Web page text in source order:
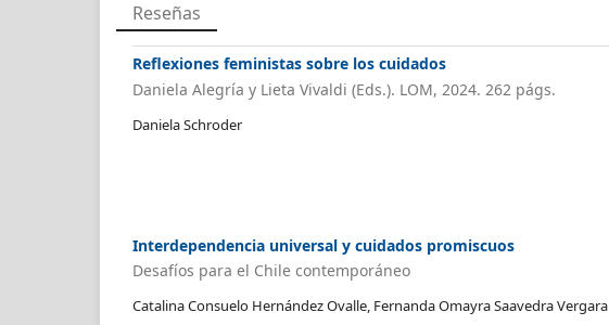
Reseñas
Reflexiones feministas sobre los cuidados
Daniela Alegría y Lieta Vivaldi (Eds.). LOM, 2024. 262 págs.
Daniela Schroder
Interdependencia universal y cuidados promiscuos
Desafíos para el Chile contemporáneo
Catalina Consuelo Hernández Ovalle, Fernanda Omayra Saavedra Vergara